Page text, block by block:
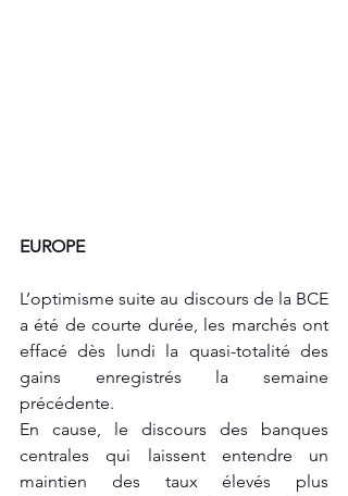
EUROPE
L’optimisme suite au discours de la BCE
a été de courte durée, les marchés ont
effacé dès lundi la quasi-totalité des
gains enregistrés la semaine
précédente.
En cause, le discours des banques
centrales qui laissent entendre un
maintien des taux élevés plus